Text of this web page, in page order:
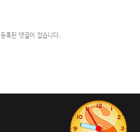
등록된 댓글이 없습니다.